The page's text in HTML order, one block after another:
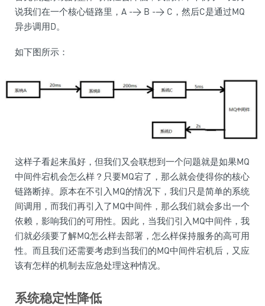
说我们在一个核心链路里，A -> B -> C，然后C是通过MQ
异步调用D。
如下图所示：
这样子看起来虽好，但我们又会联想到一个问题就是如果MQ
中间件宕机会怎么样？只要MQ宕了，那么就会使得你的核心
链路断掉。原本在不引入MQ的情况下，我们只是简单的系统
间调用，而我们再引入了MQ中间件，那么我们就会多出一个
依赖，影响我们的可用性。因此，当我们引入MQ中间件，我
们就必须要了解MQ怎么样去部署，怎么样保持服务的高可用
性。而且我们还需要考虑到当我们的MQ中间件宕机后，又应
该有怎样的机制去应急处理这种情况。
系统稳定性降低